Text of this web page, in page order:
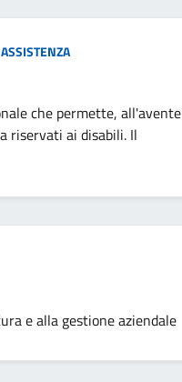
che permette, all'avente
riservati ai disabili. Il
e alla gestione aziendale